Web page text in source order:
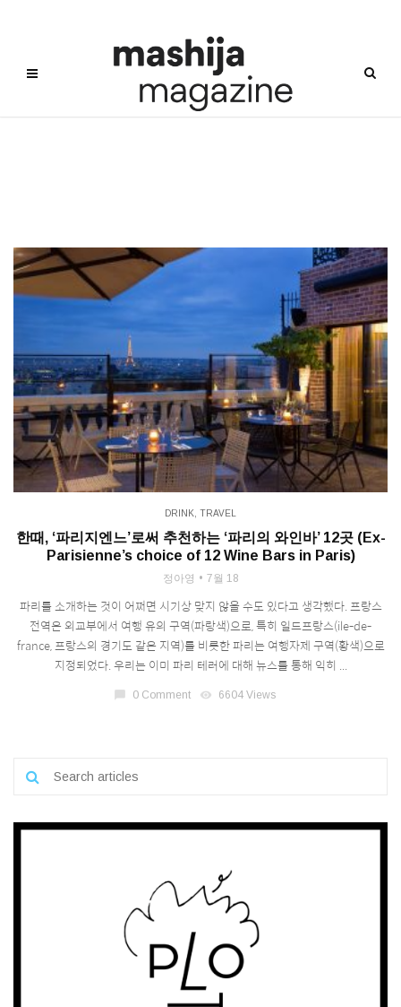
DRINK TRAVEL
한때, ‘파리지엔느’로써 추천하는 ‘파리의 와인바’ 12곳 (Ex-
Parisienne’s choice of 12 Wine Bars in Paris)
정아영 7월 18
파리를 소개하는 것이 어쩌면 시기상 맞지 않을 수도 있다고 생각했다. 프랑스
전역은 외교부에서 여행 유의 구역(파랑색)으로, 특히 일드프랑스(ile-de-
france, 프랑스의 경기도 같은 지역)를 비롯한 파리는 여행자제 구역(황색)으로
지정되었다. 우리는 이미 파리 테러에 대해 뉴스를 통해 익히 ...
chat_bubble 0 Comment visibility 6604 Views